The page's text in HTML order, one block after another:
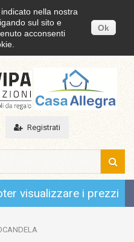
nella nostra
sul sito e
acconsenti
Ok
Registrati
visualizzare i prezzi